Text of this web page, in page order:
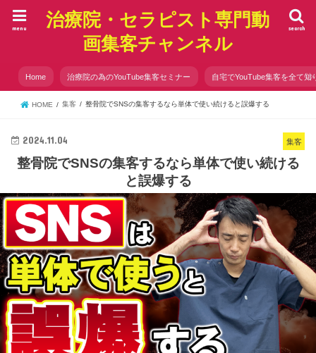
治療院・セラピスト専門動
画集客チャンネル
search
menu
Home 治療院の為のYouTube集客セミナー 自宅でYouTube集客を全て知
HOME 集客 整骨院でSNSの集客するなら単体で使い続けると誤爆する
集客
2024.11.04
整骨院でSNSの集客するなら単体で使い続ける
と誤爆する